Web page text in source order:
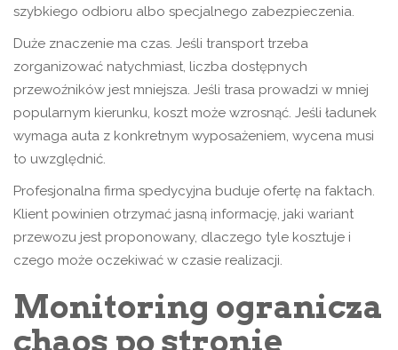
szybkiego odbioru albo specjalnego zabezpieczenia.
Duże znaczenie ma czas. Jeśli transport trzeba
zorganizować natychmiast, liczba dostępnych
przewoźników jest mniejsza. Jeśli trasa prowadzi w mniej
popularnym kierunku, koszt może wzrosnąć. Jeśli ładunek
wymaga auta z konkretnym wyposażeniem, wycena musi
to uwzględnić.
Profesjonalna firma spedycyjna buduje ofertę na faktach.
Klient powinien otrzymać jasną informację, jaki wariant
przewozu jest proponowany, dlaczego tyle kosztuje i
czego może oczekiwać w czasie realizacji.
Monitoring ogranicza
chaos po stronie